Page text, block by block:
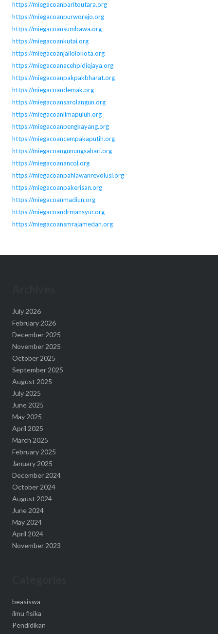
https://miegacoanbaritoutara.org
https://miegacoanpurworejo.org
https://miegacoansumbawa.org
https://miegacoankutai.org
https://miegacoanjailolokota.org
https://miegacoanacehpidiejaya.org
https://miegacoanpakpakbharat.org
https://miegacoandemak.org
https://miegacoansarolangun.org
https://miegacoanlimapuluh.org
https://miegacoanbengkayang.org
https://miegacoancempakaputih.org
https://miegacoangunungsahari.org
https://miegacoanancol.org
https://miegacoanpahlawanrevolusi.org
https://miegacoanpakerisan.org
https://miegacoanmadiun.org
https://miegacoandrmansyur.org
https://miegacoansmrajamedan.org
July 2026
February 2026
December 2025
November 2025
October 2025
September 2025
August 2025
July 2025
June 2025
May 2025
April 2025
March 2025
February 2025
January 2025
December 2024
October 2024
August 2024
June 2024
May 2024
April 2024
November 2023
beasiswa
ilmu fisika
Pendidikan